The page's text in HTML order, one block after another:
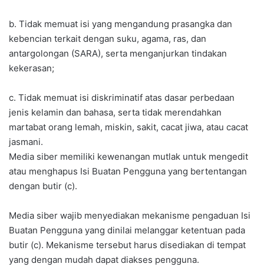
b. Tidak memuat isi yang mengandung prasangka dan
kebencian terkait dengan suku, agama, ras, dan
antargolongan (SARA), serta menganjurkan tindakan
kekerasan;
c. Tidak memuat isi diskriminatif atas dasar perbedaan
jenis kelamin dan bahasa, serta tidak merendahkan
martabat orang lemah, miskin, sakit, cacat jiwa, atau cacat
jasmani.
Media siber memiliki kewenangan mutlak untuk mengedit
atau menghapus Isi Buatan Pengguna yang bertentangan
dengan butir (c).
Media siber wajib menyediakan mekanisme pengaduan Isi
Buatan Pengguna yang dinilai melanggar ketentuan pada
butir (c). Mekanisme tersebut harus disediakan di tempat
yang dengan mudah dapat diakses pengguna.